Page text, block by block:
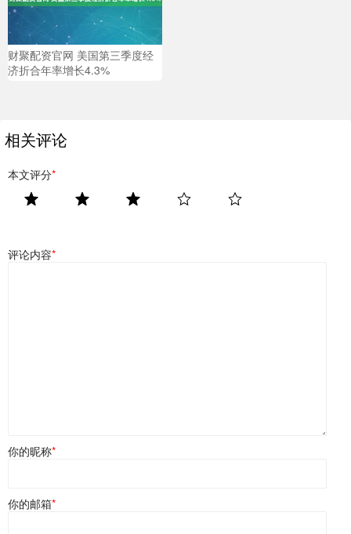
财聚配资官网 美国第三季度经
济折合年率增长4.3%
相关评论
本文评分*
评论内容*
你的昵称*
你的邮箱*